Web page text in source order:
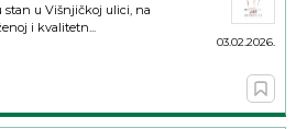
stan u Višnjičkoj ulici, na
i kvalitetn...
03.02.2026.